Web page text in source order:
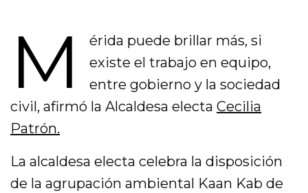
M
érida puede brillar más, si
existe el trabajo en equipo,
entre gobierno y la sociedad
civil, afirmó la Alcaldesa electaCecilia
Patrón.
La alcaldesa electa celebra la disposición
de la agrupación ambiental Kaan Kab de